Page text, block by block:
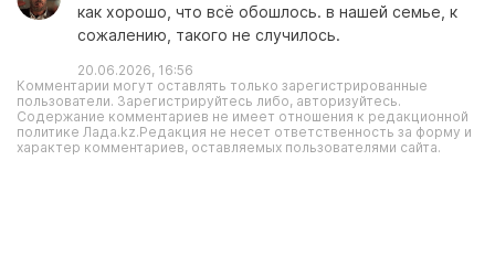
как хорошо, что всё обошлось. в нашей семье, к
сожалению, такого не случилось.
20.06.2026, 16:56
Комментарии могут оставлять только зарегистрированные
пользователи. Зарегистрируйтесь либо, авторизуйтесь.
Содержание комментариев не имеет отношения к редакционной
политике Лада.kz.Редакция не несет ответственность за форму и
характер комментариев, оставляемых пользователями сайта.